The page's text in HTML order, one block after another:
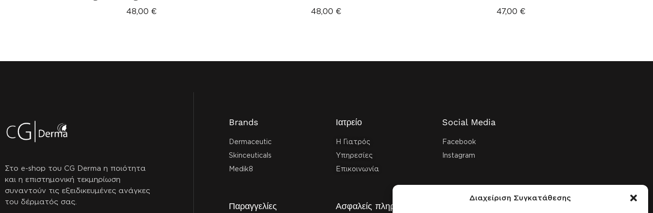
Διαχείριση Συγκατάθεσης
48,00 € 48,00 € 47,00 €
Στο e-shop του CG Derma η ποιότητα
και η επιστημονική τεκμηρίωση
συναντούν τις εξειδικευμένες ανάγκες
του δέρματός σας.
Brands
Dermaceutic
Skinceuticals
Medik8
Ιατρείο
Η Γιατρός
Υπηρεσίες
Επικοινωνία
Social Media
Facebook
Instagram
Παραγγελίες Ασφαλείς πληρωμές